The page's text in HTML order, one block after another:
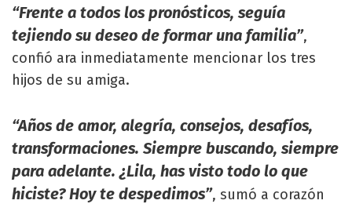
“Frente a todos los pronósticos, seguía
tejiendo su deseo de formar una familia”,
confió ara inmediatamente mencionar los tres
hijos de su amiga.
“Años de amor, alegría, consejos, desafíos,
transformaciones. Siempre buscando, siempre
para adelante. ¿Lila, has visto todo lo que
hiciste? Hoy te despedimos”, sumó a corazón